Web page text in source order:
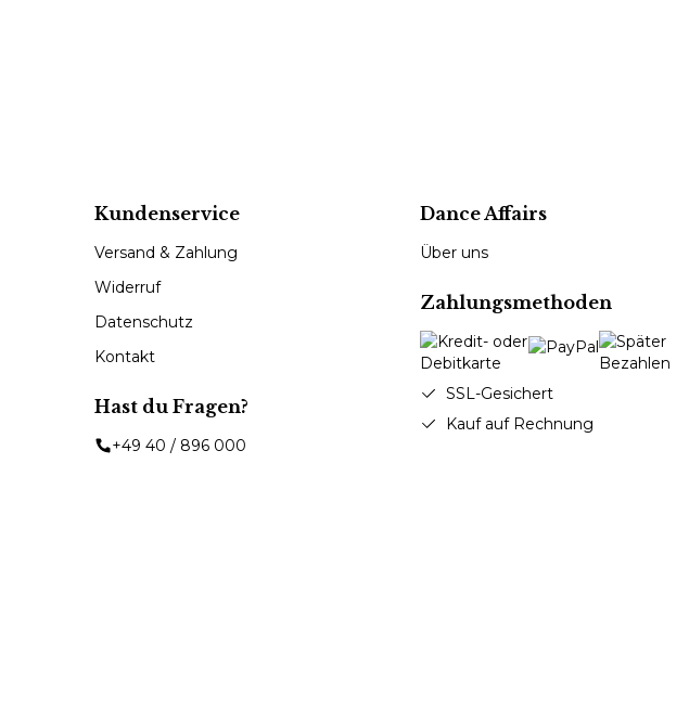
Kundenservice
Versand & Zahlung
Widerruf
Datenschutz
Kontakt
Hast du Fragen?
+49 40 / 896 000
Dance Affairs
Über uns
Zahlungsmethoden
SSL-Gesichert
Kauf auf Rechnung